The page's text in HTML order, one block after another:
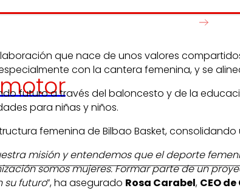
que nace de unos valores
con la cantera femenina, y se
futuro a través del baloncesto y de la
para niñas y niños.
femenina de Bilbao Basket,
misión y entendemos que el deporte
somos mujeres. Formar parte de un
su futuro”, ha asegurado Rosa Carabel, CEO de